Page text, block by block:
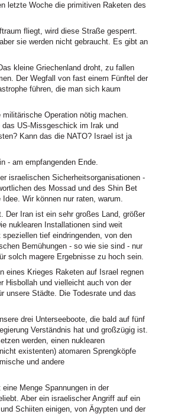
letzte Woche die primitiven Raketen des
fliegt, wird diese Straße gesperrt.
sie werden nicht gebraucht. Es gibt an
kleine Griechenland droht, zu fallen
Der Wegfall von fast einem Fünftel der
führen, die man sich kaum
Operation nötig machen.
US-Missgeschick im Irak und
Kann das die NATO? Israel ist ja
- am empfangenden Ende.
israelischen Sicherheitsorganisationen -
des Mossad und des Shin Bet
Wir können nur raten, warum.
Der Iran ist ein sehr großes Land, größer
nuklearen Installationen sind weit
tief eindringenden, von den
Bemühungen - so wie sie sind - nur
solch magere Ergebnisse zu hoch sein.
eines Krieges Raketen auf Israel regnen
Hisbollah und vielleicht auch von der
unsere Städte. Die Todesrate und das
drei Unterseeboote, die bald auf fünf
Verständnis hat und großzügig ist.
werden, einen nuklearen
existenten) atomaren Sprengköpfe
und andere
Menge Spannungen in der
Aber ein israelischer Angriff auf ein
Schiiten einigen, von Ägypten und der